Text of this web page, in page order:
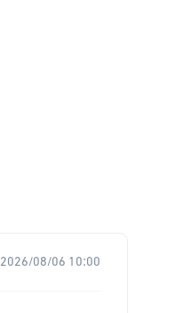
2026/08/06 10:00